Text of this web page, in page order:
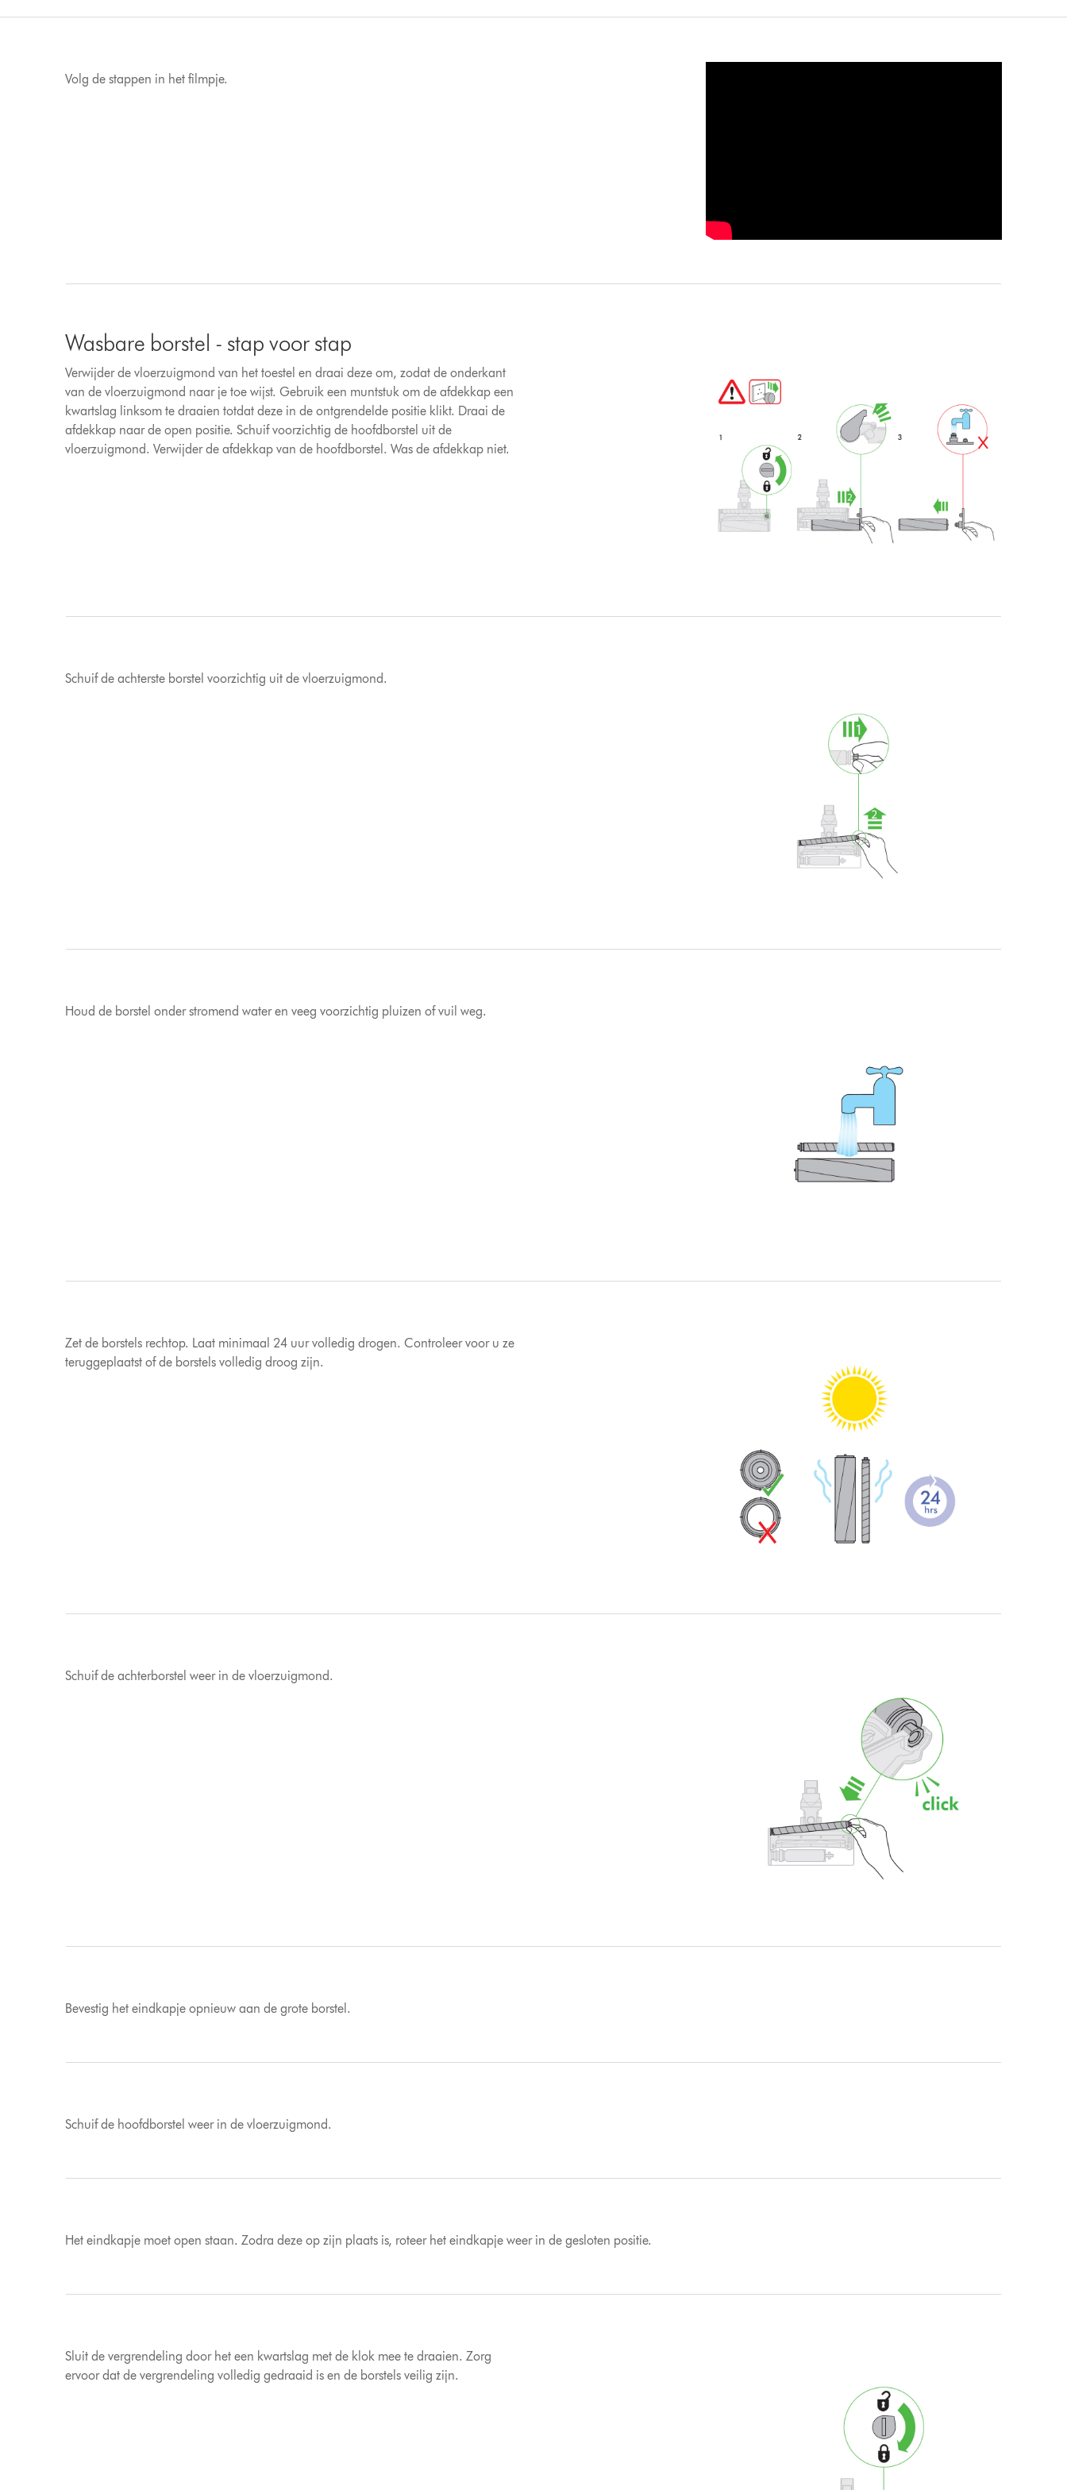
Volg de stappen in het filmpje.
Wasbare borstel - stap voor stap
Verwijder de vloerzuigmond van het toestel en draai deze om, zodat de onderkant
van de vloerzuigmond naar je toe wijst. Gebruik een muntstuk om de afdekkap een
kwartslag linksom te draaien totdat deze in de ontgrendelde positie klikt. Draai de
afdekkap naar de open positie. Schuif voorzichtig de hoofdborstel uit de
vloerzuigmond. Verwijder de afdekkap van de hoofdborstel. Was de afdekkap niet.
Schuif de achterste borstel voorzichtig uit de vloerzuigmond.
Houd de borstel onder stromend water en veeg voorzichtig pluizen of vuil weg.
Zet de borstels rechtop. Laat minimaal 24 uur volledig drogen. Controleer voor u ze
teruggeplaatst of de borstels volledig droog zijn.
Schuif de achterborstel weer in de vloerzuigmond.
Bevestig het eindkapje opnieuw aan de grote borstel.
Schuif de hoofdborstel weer in de vloerzuigmond.
Het eindkapje moet open staan. Zodra deze op zijn plaats is, roteer het eindkapje weer in de gesloten positie.
Sluit de vergrendeling door het een kwartslag met de klok mee te draaien. Zorg
ervoor dat de vergrendeling volledig gedraaid is en de borstels veilig zijn.